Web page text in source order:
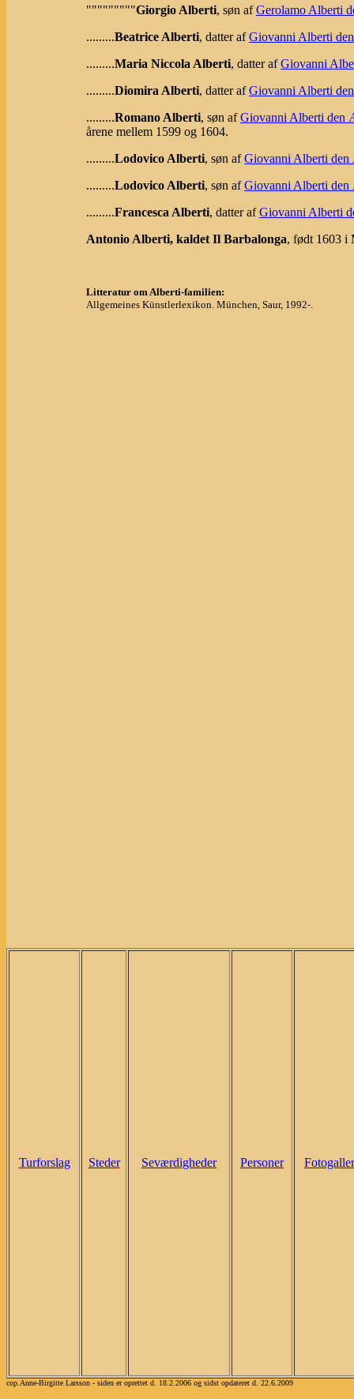
"""""""""Giorgio Alberti, søn afGerolamo Alberti
.........Beatrice Alberti, datter afGiovanni Alberti
.........Maria Niccola Alberti, datter afGiovanni
.........Diomira Alberti, datter afGiovanni Alberti
.........Romano Alberti, søn afGiovanni Alberti den
årene mellem 1599 og 1604.
.........Lodovico Alberti, søn afGiovanni Alberti
.........Lodovico Alberti, søn afGiovanni Alberti
.........Francesca Alberti, datter afGiovanni Alberti
Antonio Alberti, kaldet Il Barbalonga, født 1603 i
Litteratur om Alberti-familien:
Allgemeines Künstlerlexikon. München, Saur, 1992-.
Turforslag Steder Seværdigheder Personer
cop.Anne-Birgitte Larsson - siden er oprettet d. 18.2.2006 og sidst opdateret d. 22.6.2009